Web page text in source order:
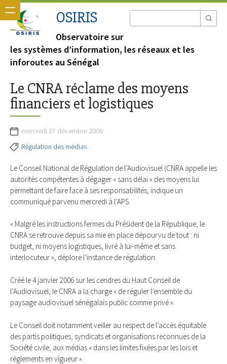
OSIRIS
Observatoire sur
les systèmes d’information, les réseaux et les
inforoutes au Sénégal
Le CNRA réclame des moyens
financiers et logistiques
mercredi 27 décembre 2006
Régulation des médias
Le Conseil National de Régulation de l’Audiovisuel (CNRA appelle les
autorités compétentes à dégager « sans délai » des moyens lui
permettant de faire face à ses responsabilités, indique un
communiqué parvenu mercredi à l’APS.
« Malgré les instructions fermes du Président de la République, le
CNRA se retrouve depuis sa mie en place dépourvu de tout : ni
budget, ni moyens logistiques, livré à lui-même et sans
interlocuteur », déplore l’instance de régulation.
Créé le 4 janvier 2006 sur les cendres du Haut Conseil de
l’Audiovisuel, le CNRA a la charge « de réguler l’ensemble du
paysage audiovisuel sénégalais public comme privé ».
Le Conseil doit notamment veiller au respect de l’accès équitable
des partis politiques, syndicats et organisations reconnues de la
Société civile, aux médias « dans les limites fixées par les lois et
règlements en vigueur ».